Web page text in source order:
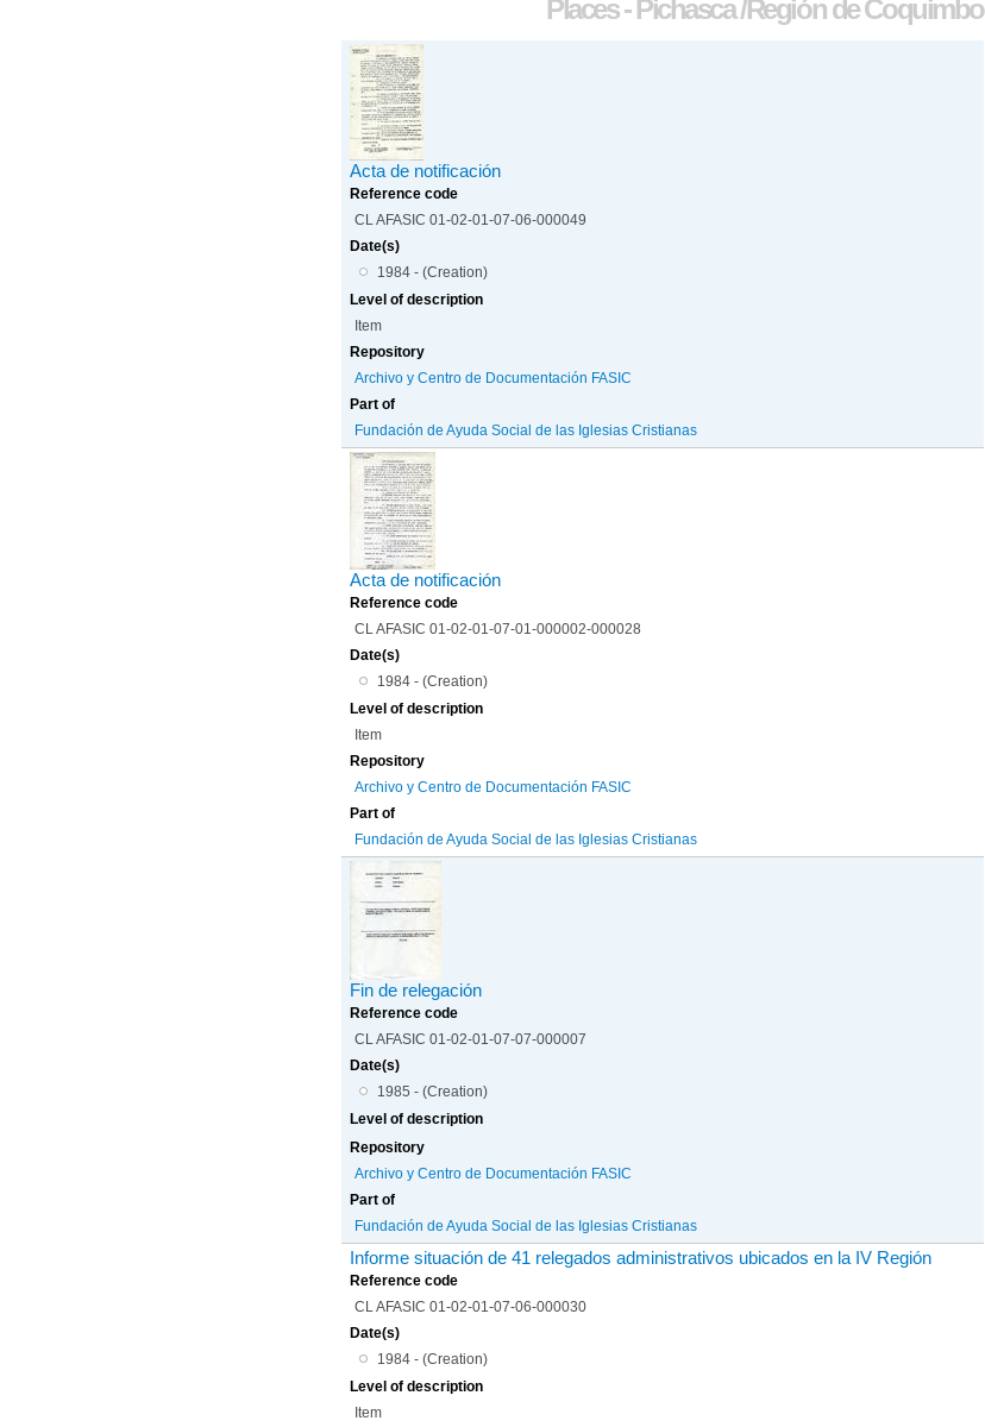
Places - Pichasca /Región de Coquimbo
Acta de notificación
Reference code
CL AFASIC 01-02-01-07-06-000049
Date(s)
1984 - (Creation)
Level of description
Item
Repository
Archivo y Centro de Documentación FASIC
Part of
Fundación de Ayuda Social de las Iglesias Cristianas
Acta de notificación
Reference code
CL AFASIC 01-02-01-07-01-000002-000028
Date(s)
1984 - (Creation)
Level of description
Item
Repository
Archivo y Centro de Documentación FASIC
Part of
Fundación de Ayuda Social de las Iglesias Cristianas
Fin de relegación
Reference code
CL AFASIC 01-02-01-07-07-000007
Date(s)
1985 - (Creation)
Level of description
Repository
Archivo y Centro de Documentación FASIC
Part of
Fundación de Ayuda Social de las Iglesias Cristianas
Informe situación de 41 relegados administrativos ubicados en la IV Región
Reference code
CL AFASIC 01-02-01-07-06-000030
Date(s)
1984 - (Creation)
Level of description
Item